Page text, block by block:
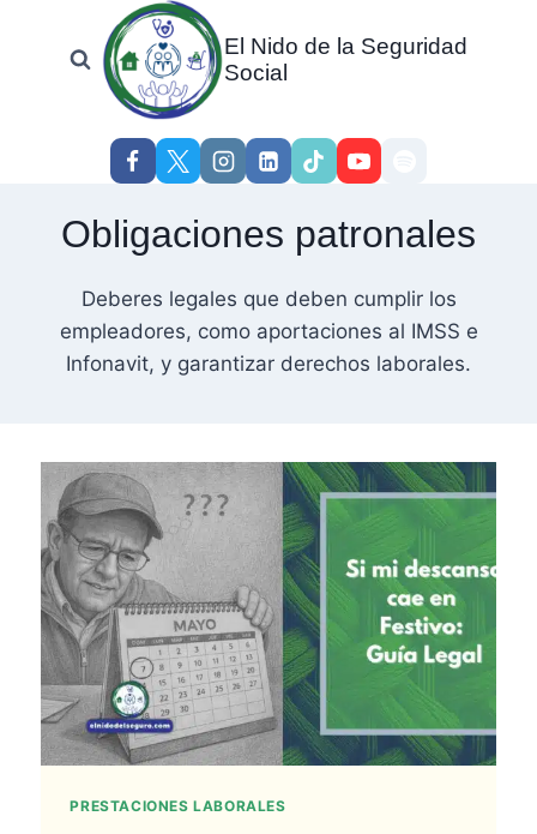
El Nido de la Seguridad
Social
Obligaciones patronales
Deberes legales que deben cumplir los
empleadores, como aportaciones al IMSS e
Infonavit, y garantizar derechos laborales.
PRESTACIONES LABORALES